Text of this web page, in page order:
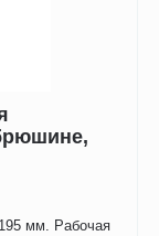
мм. Рабочая